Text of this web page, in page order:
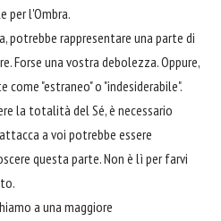
per l'Ombra.
potrebbe rappresentare una parte di
Forse una vostra debolezza. Oppure,
"estraneo" o "indesiderabile".
la totalità del Sé, è necessario
a voi potrebbe essere
questa parte. Non è lì per farvi
a una maggiore